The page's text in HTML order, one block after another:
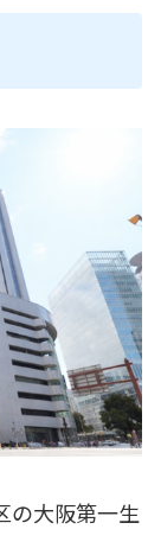
の大阪第一生